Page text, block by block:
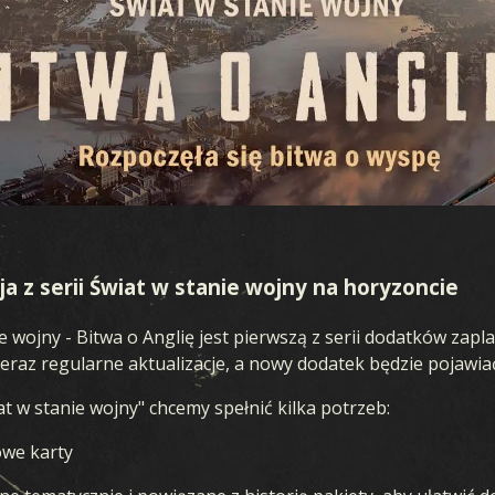
z serii Świat w stanie wojny na horyzoncie
wojny - Bitwa o Anglię jest pierwszą z serii dodatków
regularne aktualizacje, a nowy dodatek będzie
w stanie wojny" chcemy spełnić kilka potrzeb:
karty